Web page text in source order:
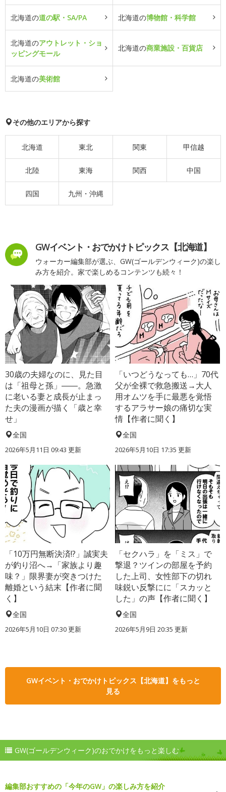
北海道の道の駅・SA/PA 北海道の博物館・科学館
北海道のアウトレット・ショ
ッピングモール
北海道の商業施設・百貨店
北海道の美術館
その他のエリアから探す
北海道 東北 関東 甲信越
北陸 東海 関西 中国
四国 九州・沖縄
GWイベント・おでかけトピックス【北海道】
ウォーカー編集部が選ぶ、GW(ゴールデンウィーク)の楽し
み方を紹介。家で楽しめるコンテンツも続々！
30歳の夫婦なのに、見た目
は「祖母と孫」――。急激
に老いる妻と成長が止まっ
た夫の漫画が描く「歳と幸
せ」
全国
2026年5月11日 09:43 更新
「いつどうなっても…」70代
父が全裸で救急搬送→大人
用オムツを手に最悪を覚悟
するアラサー娘の痛切な実
情【作者に聞く】
全国
2026年5月10日 17:35 更新
「10万円無断決済!?」誠実夫
が釣り沼へ→「家族より趣
味？」限界妻が突きつけた
離婚という結末【作者に聞
く】
全国
2026年5月10日 07:30 更新
「セクハラ」を「ミス」で
撃退？ツインの部屋を予約
した上司、女性部下の切れ
味鋭い反撃にに「スカッと
した」の声【作者に聞く】
全国
2026年5月9日 20:35 更新
GWイベント・おでかけトピックス【北海道】をもっと
見る
GW(ゴールデンウィーク)のおでかけをもっと楽しむ
編集部おすすめの「今年のGW」の楽しみ方を紹介